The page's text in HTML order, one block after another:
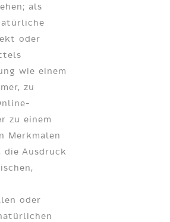
als
oder
wie einem
zu
zu einem
Merkmalen
Ausdruck
oder